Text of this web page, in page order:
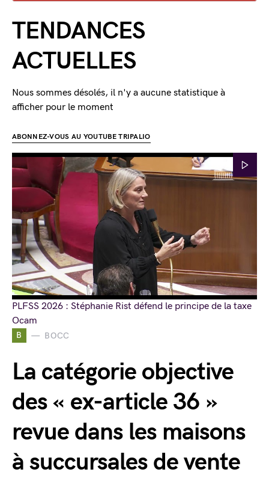
B BOCC
La catégorie objective
des « ex-article 36 »
revue dans les maisons
à succursales de vente
TENDANCES
ACTUELLES
Nous sommes désolés, il n'y a aucune statistique à
afficher pour le moment
ABONNEZ-VOUS AU YOUTUBE TRIPALIO
PLFSS 2026 : Stéphanie Rist défend le principe de la taxe
Ocam